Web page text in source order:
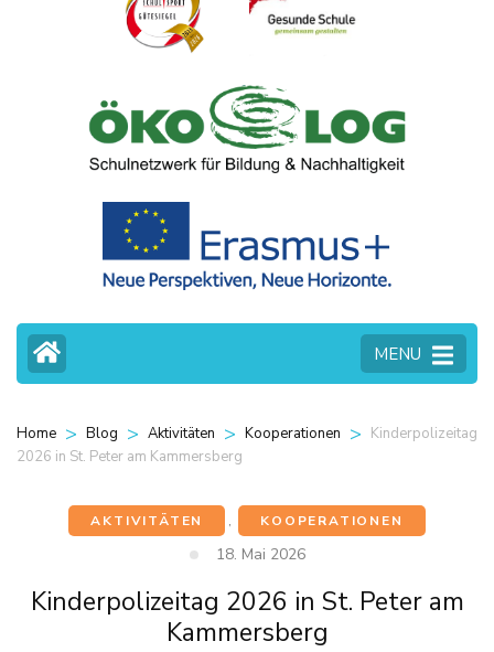
MENU
Home > Blog > Aktivitäten > Kooperationen > Kinderpolizeitag
2026 in St. Peter am Kammersberg
AKTIVITÄTEN , KOOPERATIONEN
18. Mai 2026
Kinderpolizeitag 2026 in St. Peter am
Kammersberg